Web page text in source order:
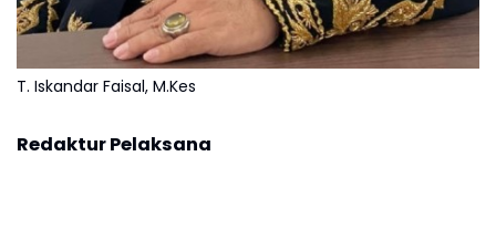
T. Iskandar Faisal, M.Kes
Redaktur Pelaksana